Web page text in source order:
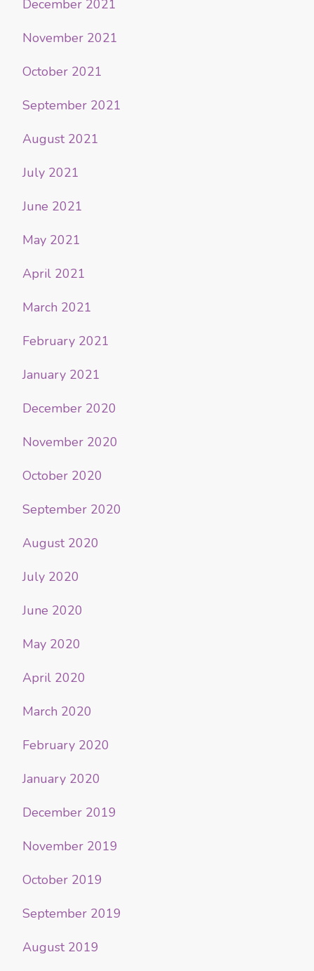
December 2021
November 2021
October 2021
September 2021
August 2021
July 2021
June 2021
May 2021
April 2021
March 2021
February 2021
January 2021
December 2020
November 2020
October 2020
September 2020
August 2020
July 2020
June 2020
May 2020
April 2020
March 2020
February 2020
January 2020
December 2019
November 2019
October 2019
September 2019
August 2019